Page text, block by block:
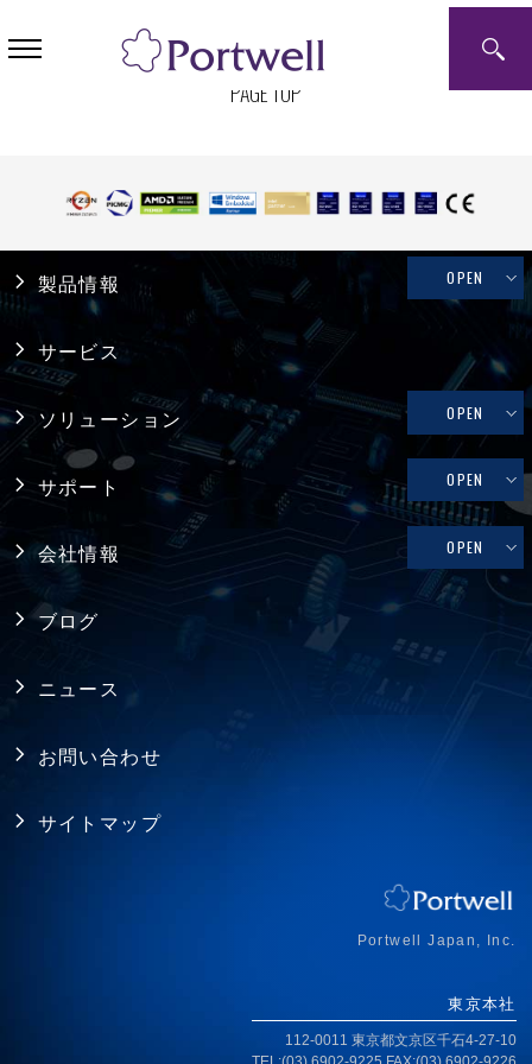
PAGE TOP
製品情報 OPEN
産業用PC
システム製品
産業用マザーボード
コンピュータ・オン・モジュール
シングルボードコンピュータ
バックプレーン
サービス
ソリューション OPEN
リテール・物流
メディカル
ファクトリーオートメーション
サポート OPEN
修理依頼、技術的なお問い合わせ
会社情報 OPEN
採用情報
ISO認証取得
ブログ
ニュース
お問い合わせ
サイトマップ
Portwell Japan, Inc.
東京本社
112-0011 東京都文京区千石4-27-10